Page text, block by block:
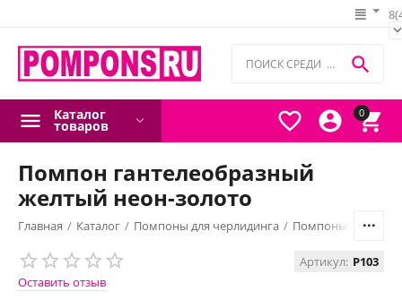
0




Каталог
товаров
Помпон гантелеобразный
желтый неон-золото
Главная / Каталог / Помпоны для черлидинга / Помпоны
Оставить отзыв
Артикул: P103